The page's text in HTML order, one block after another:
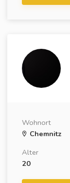
Wohnort
Chemnitz
Alter
20